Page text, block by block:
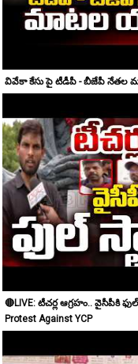
వివేకా కేసు పై టీడీపీ - బీజేపీ నేతల
🔴LIVE: టీచర్ల ఆగ్రహం.. వైసీపీకి
Protest Against YCP